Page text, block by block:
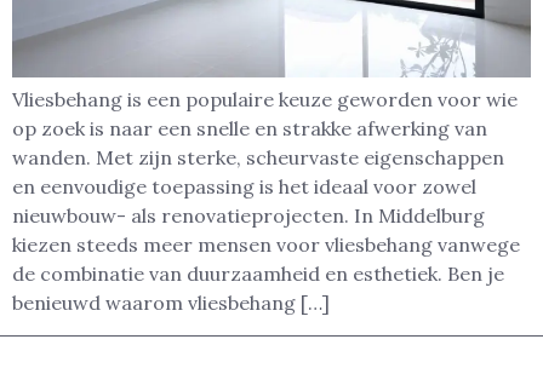
Vliesbehang is een populaire keuze geworden voor wie
op zoek is naar een snelle en strakke afwerking van
wanden. Met zijn sterke, scheurvaste eigenschappen
en eenvoudige toepassing is het ideaal voor zowel
nieuwbouw- als renovatieprojecten. In Middelburg
kiezen steeds meer mensen voor vliesbehang vanwege
de combinatie van duurzaamheid en esthetiek. Ben je
benieuwd waarom vliesbehang […]